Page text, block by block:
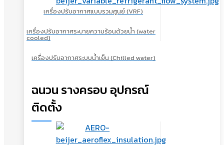
เครื่องปรับอากาศแบบรวมศูนย์ (VRF)
เครื่องปรับอากาศระบายความร้อนด้วยน้ำ (water
cooled)
เครื่องปรับอากาศระบบน้ำเย็น (Chilled water)
ฉนวน รางครอบ อุปกรณ์
ติดตั้ง